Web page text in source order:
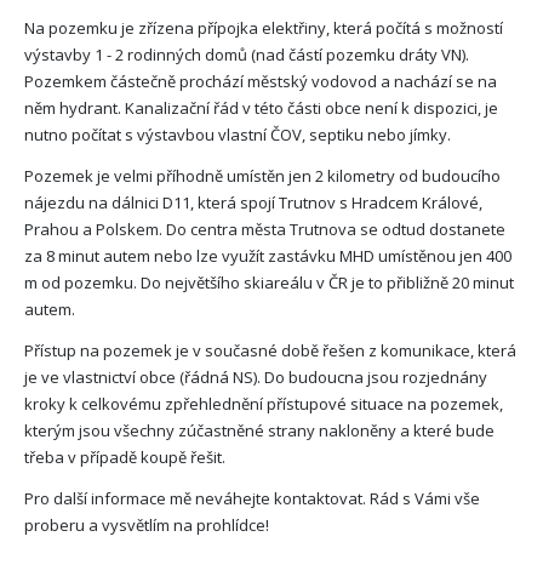
Na pozemku je zřízena přípojka elektřiny, která počítá s možností
výstavby 1 - 2 rodinných domů (nad částí pozemku dráty VN).
Pozemkem částečně prochází městský vodovod a nachází se na
něm hydrant. Kanalizační řád v této části obce není k dispozici, je
nutno počítat s výstavbou vlastní ČOV, septiku nebo jímky.
Pozemek je velmi příhodně umístěn jen 2 kilometry od budoucího
nájezdu na dálnici D11, která spojí Trutnov s Hradcem Králové,
Prahou a Polskem. Do centra města Trutnova se odtud dostanete
za 8 minut autem nebo lze využít zastávku MHD umístěnou jen 400
m od pozemku. Do největšího skiareálu v ČR je to přibližně 20 minut
autem.
Přístup na pozemek je v současné době řešen z komunikace, která
je ve vlastnictví obce (řádná NS). Do budoucna jsou rozjednány
kroky k celkovému zpřehlednění přístupové situace na pozemek,
kterým jsou všechny zúčastněné strany nakloněny a které bude
třeba v případě koupě řešit.
Pro další informace mě neváhejte kontaktovat. Rád s Vámi vše
proberu a vysvětlím na prohlídce!